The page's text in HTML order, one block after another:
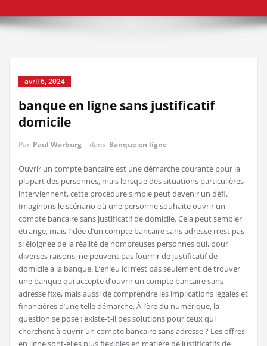
avril 6, 2024
banque en ligne sans justificatif
domicile
Par Paul Warburg dans Banque en ligne
Ouvrir un compte bancaire est une démarche courante pour la
plupart des personnes, mais lorsque des situations particulières
interviennent, cette procédure simple peut devenir un défi.
Imaginons le scénario où une personne souhaite ouvrir un
compte bancaire sans justificatif de domicile. Cela peut sembler
étrange, mais l’idée d’un compte bancaire sans adresse n’est pas
si éloignée de la réalité de nombreuses personnes qui, pour
diverses raisons, ne peuvent pas fournir de justificatif de
domicile à la banque. L’enjeu ici n’est pas seulement de trouver
une banque qui accepte d’ouvrir un compte bancaire sans
adresse fixe, mais aussi de comprendre les implications légales et
financières d’une telle démarche. À l’ère du numérique, la
question se pose : existe-t-il des solutions pour ceux qui
cherchent à ouvrir un compte bancaire sans adresse ? Les offres
en ligne sont-elles plus flexibles en matière de justificatifs de